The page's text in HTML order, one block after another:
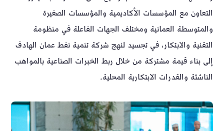
التعاون مع المؤسسات الأكاديمية والمؤسسات الصغيرة
والمتوسطة العمانية ومختلف الجهات الفاعلة في منظومة
التقنية والابتكار، في تجسيد لنهج شركة تنمية نفط عمان الهادف
إلى بناء قيمة مشتركة من خلال ربط الخبرات الصناعية بالمواهب
الناشئة والقدرات الابتكارية المحلية.